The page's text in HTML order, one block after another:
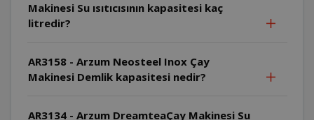
Makinesi Su ısıtıcısının kapasitesi kaç
litredir?
AR3158 - Arzum Neosteel Inox Çay
Makinesi Demlik kapasitesi nedir?
AR3134 - Arzum DreamteaÇay Makinesi Su